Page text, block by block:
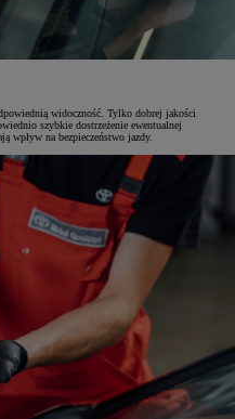
widoczność. Tylko dobrej jakości
szybkie dostrzeżenie ewentualnej
wpływ na bezpieczeństwo jazdy.